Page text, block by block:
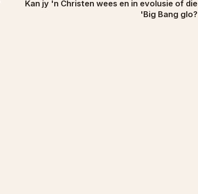
Kan jy 'n Christen wees en in evolusie of die
'Big Bang glo?